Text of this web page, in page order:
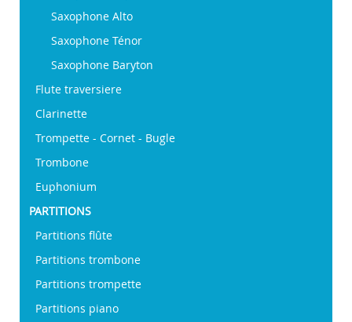
Saxophone Alto
Saxophone Ténor
Saxophone Baryton
Flute traversiere
Clarinette
Trompette - Cornet - Bugle
Trombone
Euphonium
PARTITIONS
Partitions flûte
Partitions trombone
Partitions trompette
Partitions piano